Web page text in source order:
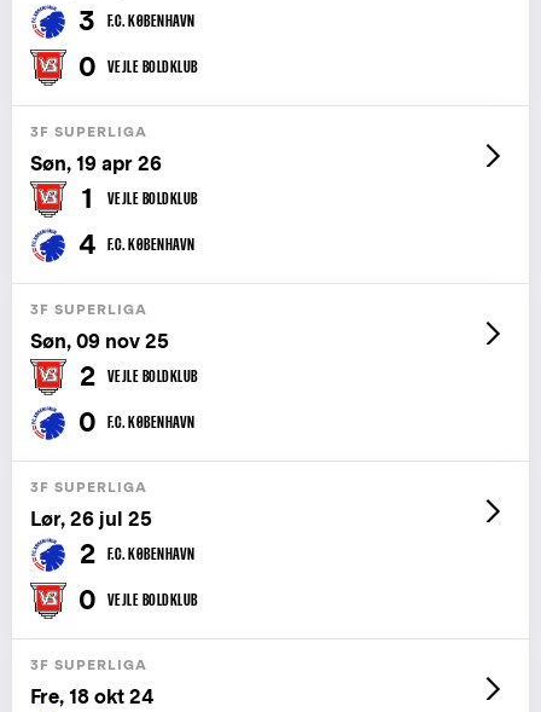
3 F.C. KØBENHAVN
0 VEJLE BOLDKLUB
3F SUPERLIGA
Søn, 19 apr 26
1 VEJLE BOLDKLUB
4 F.C. KØBENHAVN
3F SUPERLIGA
Søn, 09 nov 25
2 VEJLE BOLDKLUB
0 F.C. KØBENHAVN
3F SUPERLIGA
Lør, 26 jul 25
2 F.C. KØBENHAVN
0 VEJLE BOLDKLUB
3F SUPERLIGA
Fre, 18 okt 24